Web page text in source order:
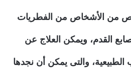
من الأشخاص من الفطريات
القدم، ويمكن العلاج عن
والتى يمكن أن نجدها